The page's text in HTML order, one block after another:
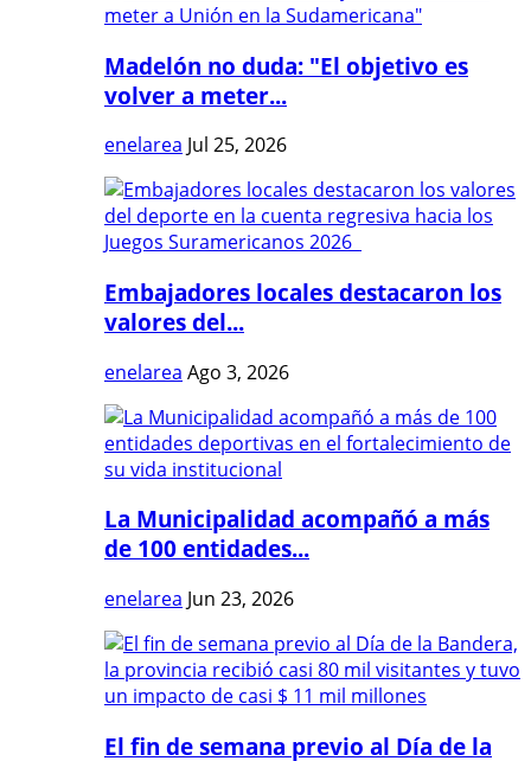
Madelón no duda: "El objetivo es
volver a meter...
enelarea Jul 25, 2026
Embajadores locales destacaron los
valores del...
enelarea Ago 3, 2026
La Municipalidad acompañó a más
de 100 entidades...
enelarea Jun 23, 2026
El fin de semana previo al Día de la